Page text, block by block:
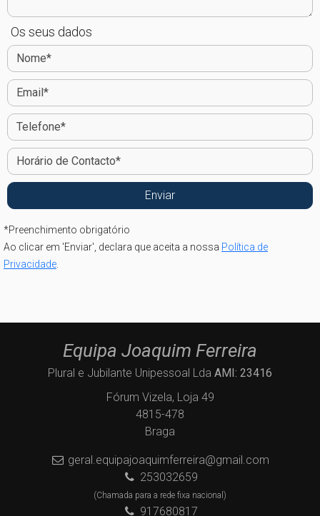
Os seus dados
*Preenchimento obrigatório
Ao clicar em 'Enviar', declara que aceita a nossa Política de
Privacidade.
Equipa Joaquim Ferreira
Plural e Jubilante Unipessoal Lda AMI: 23416
Fórum Vizela, Loja 49
4815-478
Braga
geral.equipajoaquimferreira@gmail.com
253032659
(Chamada para a rede fixa nacional)
917680817